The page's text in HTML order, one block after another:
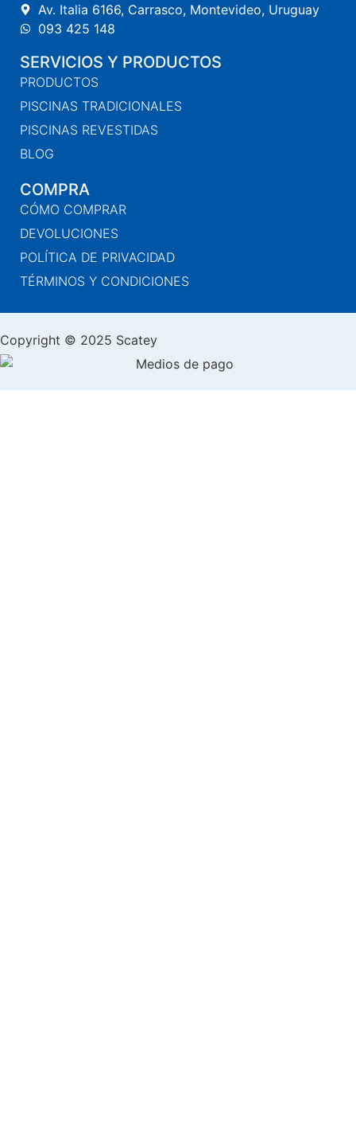
Av. Italia 6166, Carrasco, Montevideo, Uruguay
093 425 148
SERVICIOS Y PRODUCTOS
PRODUCTOS
PISCINAS TRADICIONALES
PISCINAS REVESTIDAS
BLOG
COMPRA
CÓMO COMPRAR
DEVOLUCIONES
POLÍTICA DE PRIVACIDAD
TÉRMINOS Y CONDICIONES
Copyright © 2025 Scatey